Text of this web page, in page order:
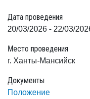
Дата проведения
20/03/2026 - 22/03/
Место проведения
г. Ханты-Мансийск
Документы
Положение